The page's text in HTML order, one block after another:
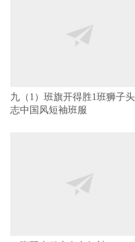
九（1）班旗开得胜1班狮子
志中国风短袖班服